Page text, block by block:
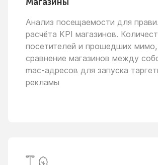
Анализ посещаемости для
расчёта KPI магазинов.
посетителей и прошедших мимо,
сравнение магазинов между
mac-адресов для запуска
рекламы